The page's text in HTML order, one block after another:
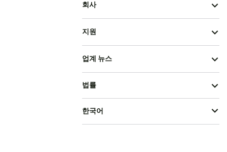
회사
지원
업계 뉴스
법률
한국어